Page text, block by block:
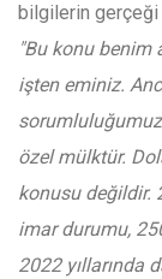
bilgilerin gerçeği
"Bu konu benim
işten eminiz.
özel mülktür.
konusu değildir.
imar durumu,
2022 yıllarında